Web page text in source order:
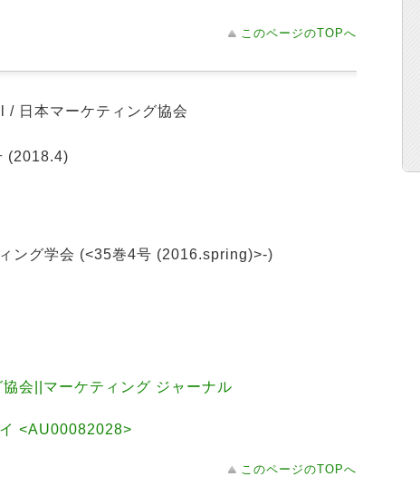
このページのTOPへ
日本マーケティング協会
(2018.4)
ング学会 (<35巻4号 (2016.spring)>-)
会||マーケティング ジャーナル
<AU00082028>
このページのTOPへ